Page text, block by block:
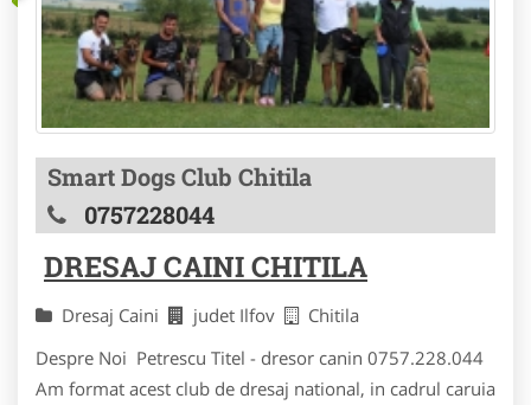
Smart Dogs Club Chitila
0757228044
DRESAJ CAINI CHITILA
Dresaj Caini judet Ilfov
Chitila
Despre Noi Petrescu Titel - dresor canin 0757.228.044
Am format acest club de dresaj national, in cadrul caruia